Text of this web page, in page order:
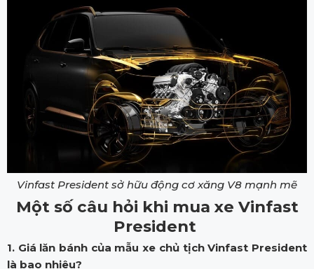
Vinfast President sở hữu động cơ xăng V8 mạnh mẽ
Một số câu hỏi khi mua xe Vinfast
President
1. Giá lăn bánh của mẫu xe chủ tịch Vinfast President
là bao nhiêu?